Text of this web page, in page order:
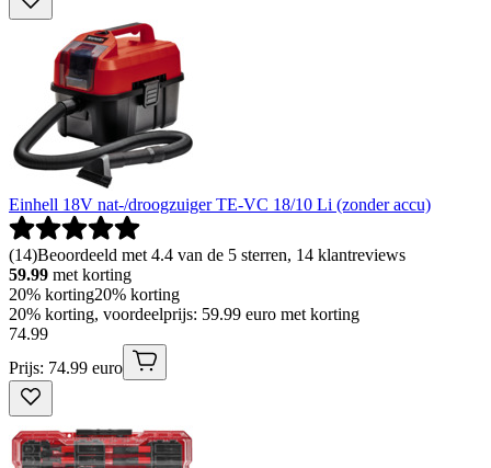
Einhell 18V nat-/droogzuiger TE-VC 18/10 Li (zonder accu)
(14)Beoordeeld met 4.4 van de 5 sterren, 14 klantreviews
59.99 met korting
20% korting20% korting
20% korting, voordeelprijs: 59.99 euro met korting
74.99
Prijs: 74.99 euro